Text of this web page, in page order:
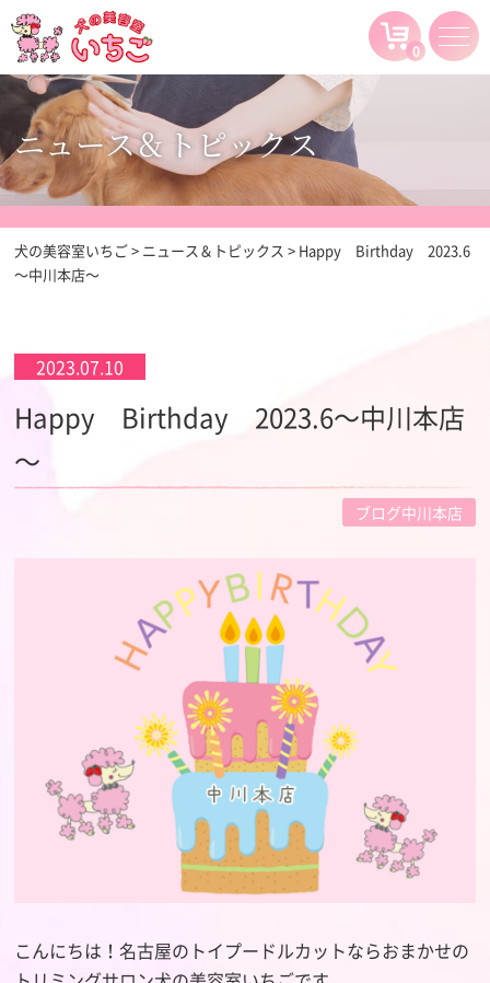
0
ニュース＆トピックス
犬の美容室いちご> ニュース＆トピックス > Happy Birthday 2023.6
～中川本店～
2023.07.10
Happy Birthday 2023.6～中川本店
～
ブログ中川本店
こんにちは！名古屋のトイプードルカットならおまかせの